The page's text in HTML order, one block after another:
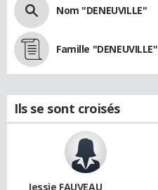
Nom "DENEUVILLE"
Famille "DENEUVILLE"
Ils se sont croisés
Jessie FAUVEAU